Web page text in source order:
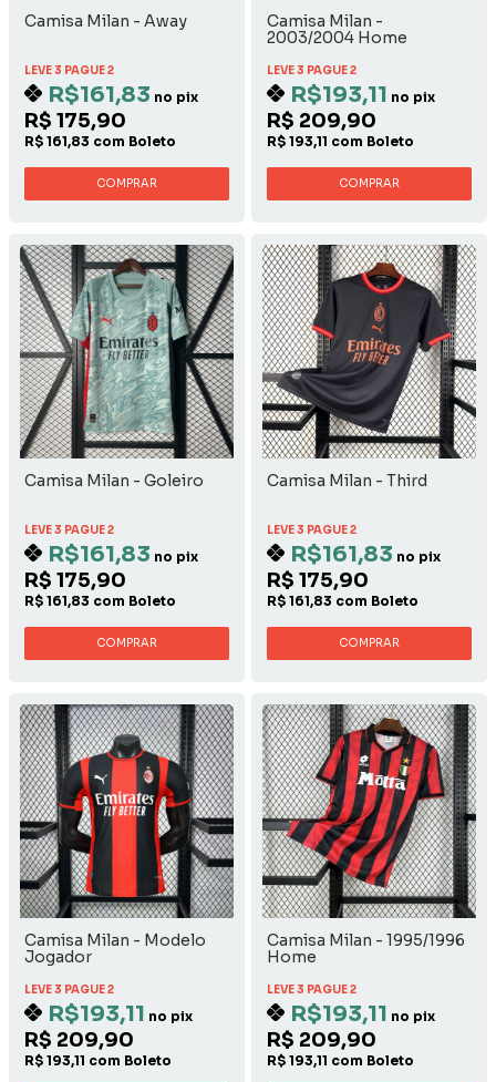
Camisa Milan - Away
LEVE 3 PAGUE 2
R$161,83 no pix
R$ 175,90
R$ 161,83 com Boleto
COMPRAR
Camisa Milan -
2003/2004 Home
LEVE 3 PAGUE 2
R$193,11 no pix
R$ 209,90
R$ 193,11 com Boleto
COMPRAR
Camisa Milan - Goleiro
LEVE 3 PAGUE 2
R$161,83 no pix
R$ 175,90
R$ 161,83 com Boleto
COMPRAR
Camisa Milan - Third
LEVE 3 PAGUE 2
R$161,83 no pix
R$ 175,90
R$ 161,83 com Boleto
COMPRAR
Camisa Milan - Modelo
Jogador
LEVE 3 PAGUE 2
R$193,11 no pix
R$ 209,90
R$ 193,11 com Boleto
Camisa Milan - 1995/1996
Home
LEVE 3 PAGUE 2
R$193,11 no pix
R$ 209,90
R$ 193,11 com Boleto